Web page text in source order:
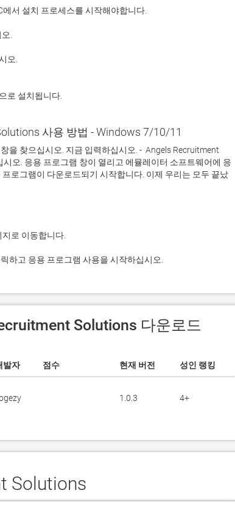
로 설치됩니다.
사용 방법 - Windows 7/10/11
을 찾으십시오. 지금 입력하십시오. -  Angels Recruitment
오. 응용 프로그램 창이 열리고 에뮬레이터 소프트웨어에 응
로그램이 다운로드되기 시작합니다. 이제 우리는 모두 끝났
하고 응용 프로그램 사용을 시작하십시오.
Solutions 다운로드
발자 점수 현재 버전 성인 랭킹
1.0.3 4+
Solutions